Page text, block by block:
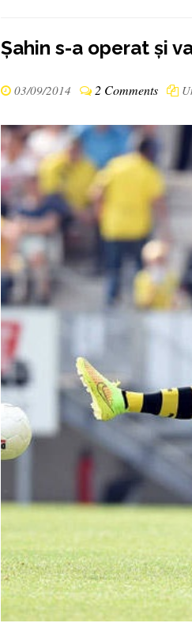
Șahin s-a operat și
03/09/2014 2 Comments